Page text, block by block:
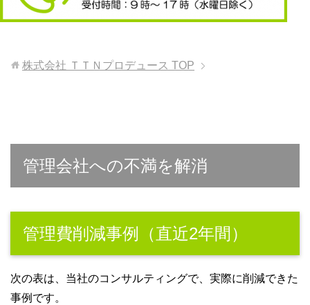
株式会社 ＴＴＮプロデュース TOP
管理会社への不満を解消
管理費削減事例（直近2年間）
次の表は、当社のコンサルティングで、実際に削減できた
事例です。